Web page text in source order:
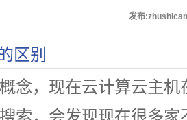
发布
区别
念，现在云计算云主机
索，会发现现在很多